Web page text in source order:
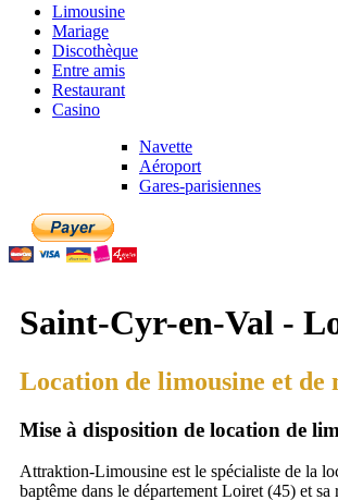
Limousine
Mariage
Discothèque
Entre amis
Restaurant
Casino
Navette
Aéroport
Gares-parisiennes
Saint-Cyr-en-Val -
Location de limousine et
Mise à disposition de location de
Attraktion-Limousine est le spécialiste de la
baptême dans le département Loiret (45) et sa